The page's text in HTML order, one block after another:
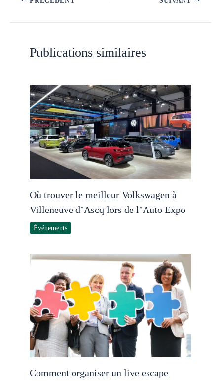
Publications similaires
Où trouver le meilleur Volkswagen à
Villeneuve d’Ascq lors de l’Auto Expo
Événements
Comment organiser un live escape